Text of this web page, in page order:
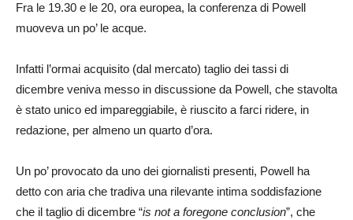
Fra le 19.30 e le 20, ora europea, la conferenza di Powell
muoveva un po’ le acque.
Infatti l’ormai acquisito (dal mercato) taglio dei tassi di
dicembre veniva messo in discussione da Powell, che stavolta
è stato unico ed impareggiabile, è riuscito a farci ridere, in
redazione, per almeno un quarto d’ora.
Un po’ provocato da uno dei giornalisti presenti, Powell ha
detto con aria che tradiva una rilevante intima soddisfazione
che il taglio di dicembre “is not a foregone conclusion”, che